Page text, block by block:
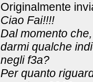
Originalmente
Ciao Fai!!!!
Dal momento
darmi qualche
negli f3a?
Per quanto